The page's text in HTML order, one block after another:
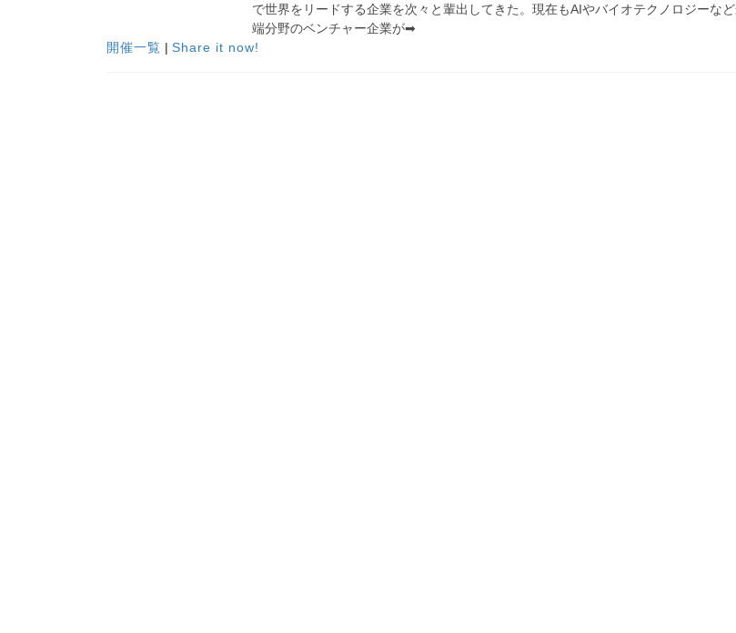
で世界をリードする企業を次々と輩出してきた。現在もAIやバイオテクノロジーな
端分野のベンチャー企業が➡
開催一覧 | Share it now!